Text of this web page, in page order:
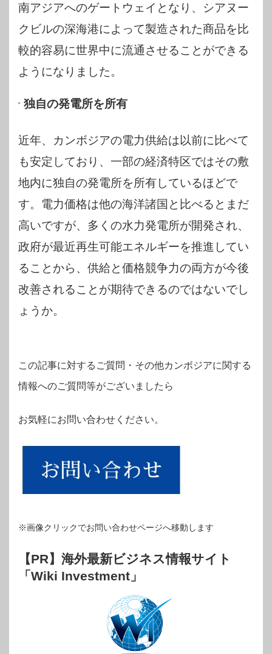
南アジアへのゲートウェイとなり、シアヌー
クビルの深海港によって製造された商品を比
較的容易に世界中に流通させることができる
ようになりました。
独自の発電所を所有
近年、カンボジアの電力供給は以前に比べて
も安定しており、一部の経済特区ではその敷
地内に独自の発電所を所有しているほどで
す。電力価格は他の海洋諸国と比べるとまだ
高いですが、多くの水力発電所が開発され、
政府が最近再生可能エネルギーを推進してい
ることから、供給と価格競争力の両方が今後
改善されることが期待できるのではないでし
ょうか。
この記事に対するご質問・その他カンボジアに関する
情報へのご質問等がございましたら
お気軽にお問い合わせください。
※画像クリックでお問い合わせページへ移動します
【PR】海外最新ビジネス情報サイト
「Wiki Investment」